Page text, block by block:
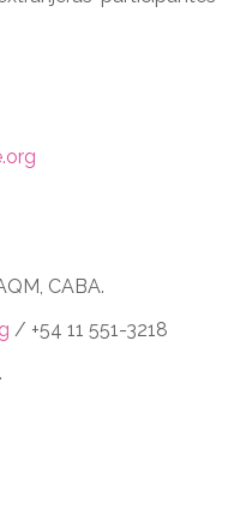
CABA.
/ +54 11 551-3218